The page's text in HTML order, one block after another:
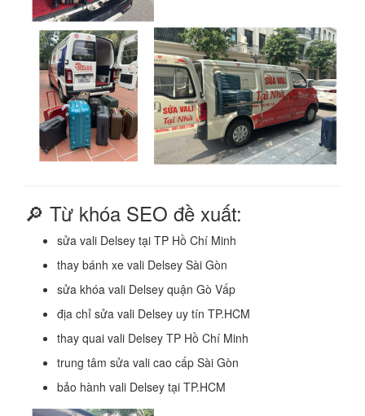
🔎 Từ khóa SEO đề xuất:
sửa vali Delsey tại TP Hồ Chí Minh
thay bánh xe vali Delsey Sài Gòn
sửa khóa vali Delsey quận Gò Vấp
địa chỉ sửa vali Delsey uy tín TP.HCM
thay quai vali Delsey TP Hồ Chí Minh
trung tâm sửa vali cao cấp Sài Gòn
bảo hành vali Delsey tại TP.HCM